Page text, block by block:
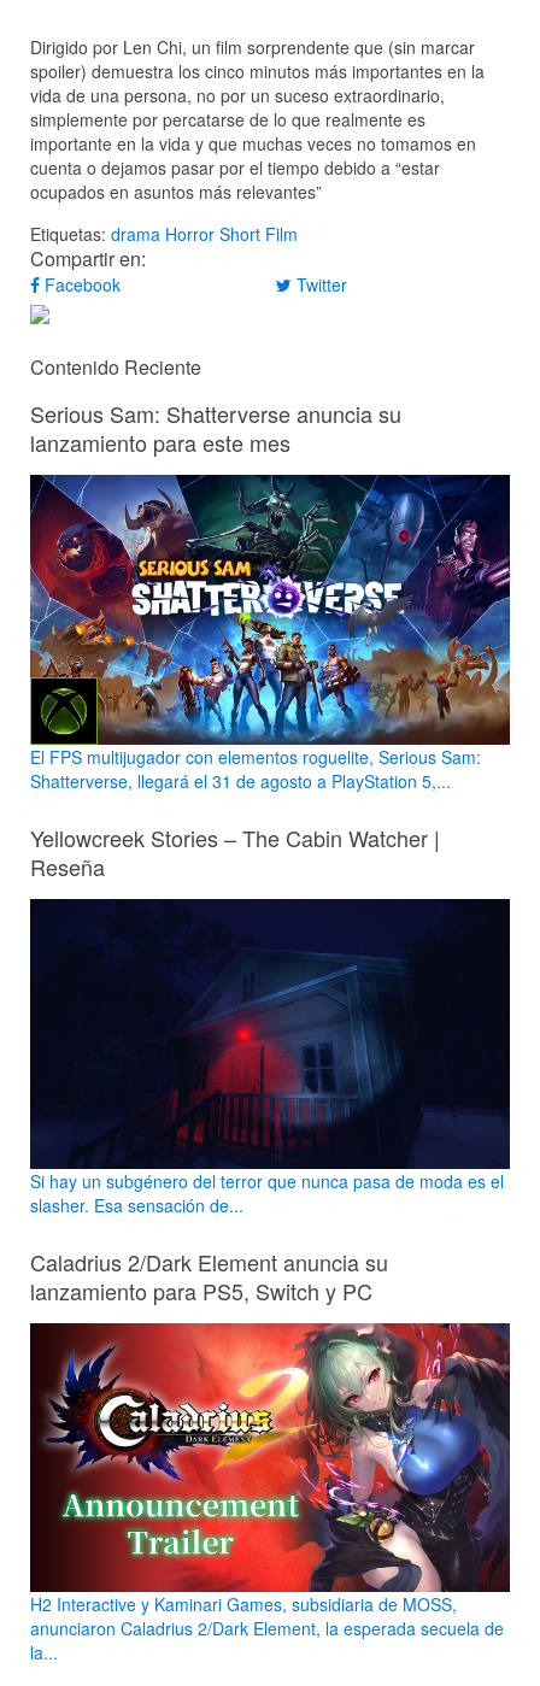
Dirigido por Len Chi, un film sorprendente que (sin marcar
spoiler) demuestra los cinco minutos más importantes en la
vida de una persona, no por un suceso extraordinario,
simplemente por percatarse de lo que realmente es
importante en la vida y que muchas veces no tomamos en
cuenta o dejamos pasar por el tiempo debido a “estar
ocupados en asuntos más relevantes”
Etiquetas: drama Horror Short Film
Compartir en:
Facebook Twitter
Contenido Reciente
Serious Sam: Shatterverse anuncia su
lanzamiento para este mes
El FPS multijugador con elementos roguelite, Serious Sam:
Shatterverse, llegará el 31 de agosto a PlayStation 5,...
Yellowcreek Stories – The Cabin Watcher |
Reseña
Si hay un subgénero del terror que nunca pasa de moda es el
slasher. Esa sensación de...
Caladrius 2/Dark Element anuncia su
lanzamiento para PS5, Switch y PC
H2 Interactive y Kaminari Games, subsidiaria de MOSS,
anunciaron Caladrius 2/Dark Element, la esperada secuela de
la...